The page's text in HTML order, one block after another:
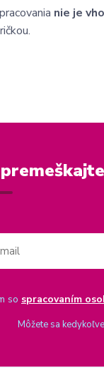
nie je
so spracovaním
Môžete sa